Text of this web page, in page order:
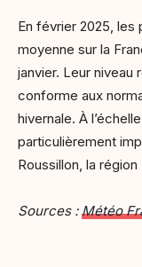
En février 2025,
moyenne sur la
janvier. Leur
conforme aux
hivernale. À
particulièrement
Roussillon, la
Sources :Météo